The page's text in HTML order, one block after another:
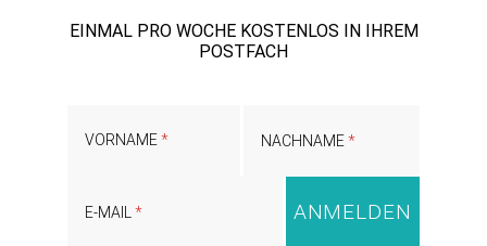
EINMAL PRO WOCHE KOSTENLOS IN IHREM
POSTFACH
VORNAME NACHNAME
E-MAIL